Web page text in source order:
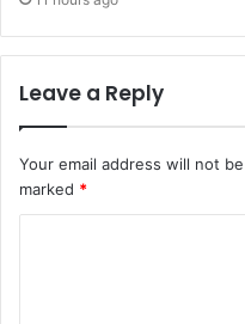
Leave a Reply
Your email address will not
marked *